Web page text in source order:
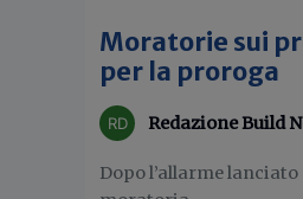
Moratorie sui
per la proroga
Redazione Build
Dopo l’allarme